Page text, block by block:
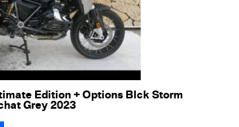
Edition + Options Blck Storm
Grey 2023